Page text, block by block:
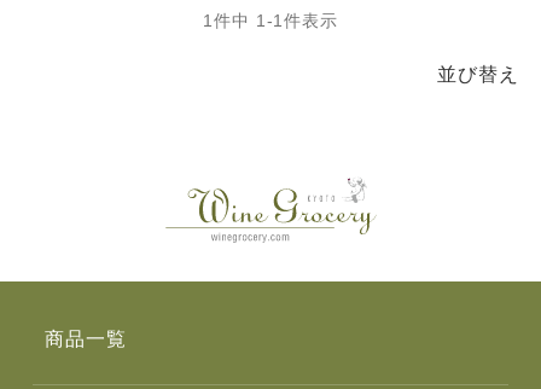
並び替え
1 件中 1 -1件表示
商品一覧